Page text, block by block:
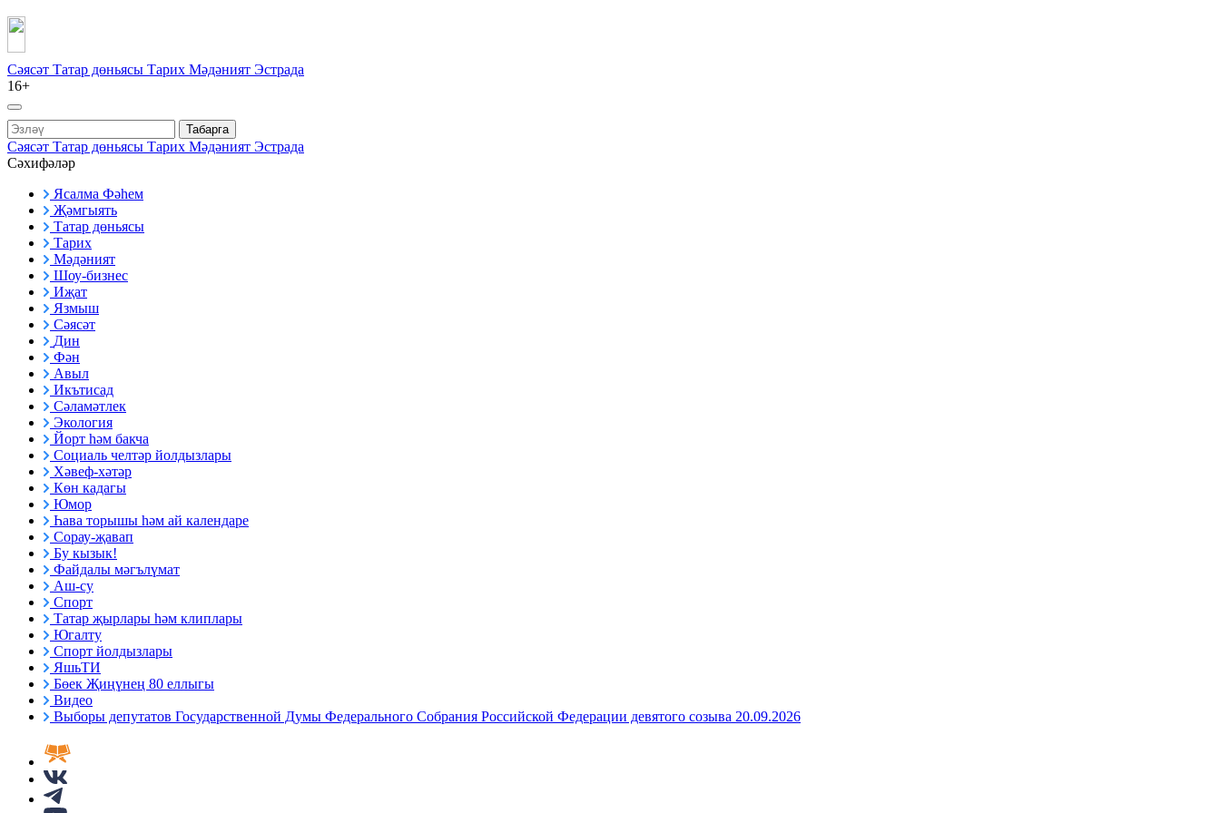
Сәясәт Татар дөньясы Тарих Мәдәният Эстрада
16+
Табарга
Сәясәт Татар дөньясы Тарих Мәдәният Эстрада
Сәхифәләр
Ясалма Фәһем
Җәмгыять
Татар дөньясы
Тарих
Мәдәният
Шоу-бизнес
Иҗат
Язмыш
Сәясәт
Дин
Фән
Авыл
Икътисад
Сәламәтлек
Экология
Йорт һәм бакча
Социаль челтәр йолдызлары
Хәвеф-хәтәр
Көн кадагы
Юмор
Һава торышы һәм ай календаре
Сорау-җавап
Бу кызык!
Файдалы мәгълүмат
Аш-су
Спорт
Татар җырлары һәм клиплары
Югалту
Спорт йолдызлары
ЯшьТИ
Бөек Җиңүнең 80 еллыгы
Видео
Выборы депутатов Государственной Думы Федерального Собрания Российской Федерации девятого созыва 20.09.2026